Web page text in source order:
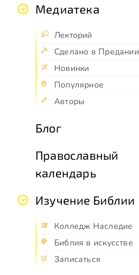
Медиатека
Лекторий
Сделано в Предании
Новинки
Популярное
Авторы
Блог
Православный
календарь
Изучение Библии
Колледж Наследие
Библия в искусстве
Записаться